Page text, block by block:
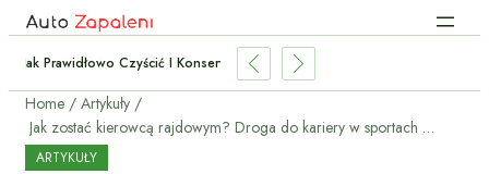
Jak Prawidłowo Czyścić I Konserwować Felgi Aluminiowe?
Home
Artykuły
Jak zostać kierowcą rajdowym? Droga do kariery w sportach motorowych.
ARTYKUŁY